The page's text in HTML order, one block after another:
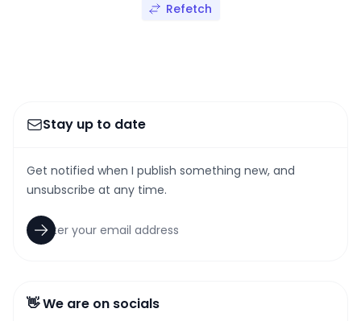
Refetch
Stay up to date
Get notified when I publish something new, and
unsubscribe at any time.
👋 We are on socials